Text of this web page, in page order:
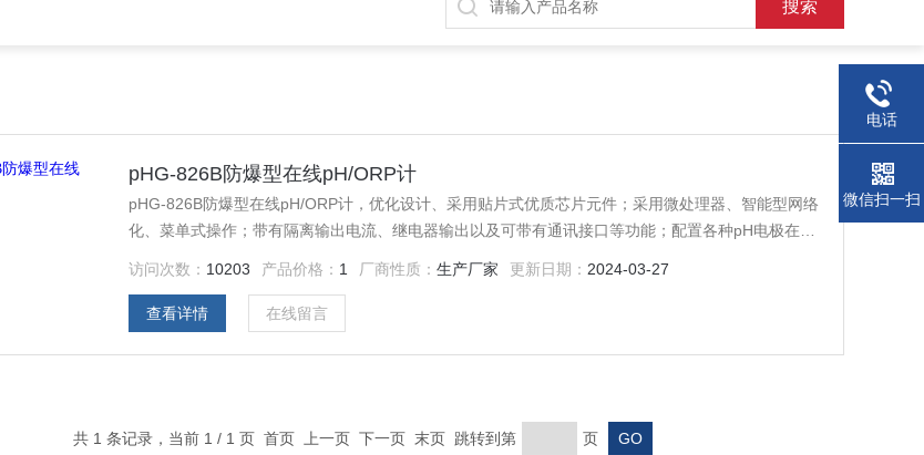
pHG-826B防爆型在线pH/ORP计
pHG-826B防爆型在线pH/ORP计，优化设计、采用贴片式优质芯片元件；采用微处理器、智能型网络
化、菜单式操作；带有隔离输出电流、继电器输出以及可带有通讯接口等功能；配置各种pH电极在线
以及生物工程发酵脱硫pH等行业。
访问次数： 10203 产品价格： 1 厂商性质：生产厂家 更新日期： 2024-03-27
查看详情 在线留言
共 1 条记录，当前 1 / 1 页 首页 上一页 下一页 末页 跳转到第 页
电话
微信扫一扫